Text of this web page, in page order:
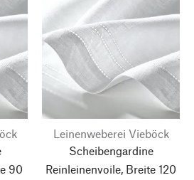
90
Leinenweberei Vieböck
Scheibengardine
Reinleinenvoile, Breite 120